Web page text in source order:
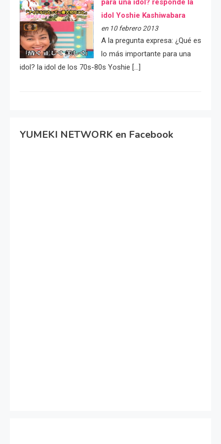
para una idol? responde la
idol Yoshie Kashiwabara
en 10 febrero 2013
A la pregunta expresa: ¿Qué es
lo más importante para una
idol? la idol de los 70s-80s Yoshie […]
YUMEKI NETWORK en Facebook